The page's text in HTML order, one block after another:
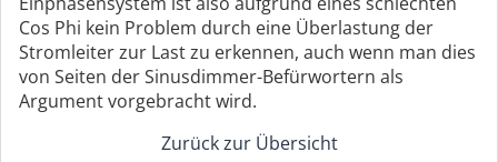
Cos Phi kein Problem durch eine Überlastung der
Stromleiter zur Last zu erkennen, auch wenn man dies
von Seiten der Sinusdimmer-Befürwortern als
Argument vorgebracht wird.
Zurück zur Übersicht